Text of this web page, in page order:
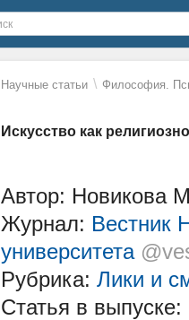
Научные статьи \ Философия.
Искусство как
Автор: Новикова
Журнал: Вестник
университета
Рубрика: Лики и
Статья в выпуске: